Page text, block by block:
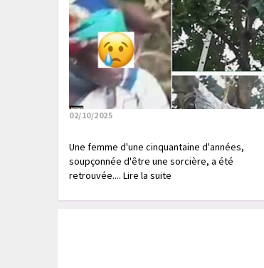
02/10/2025
Une femme d'une cinquantaine d'années,
soupçonnée d'être une sorcière, a été
retrouvée.... Lire la suite